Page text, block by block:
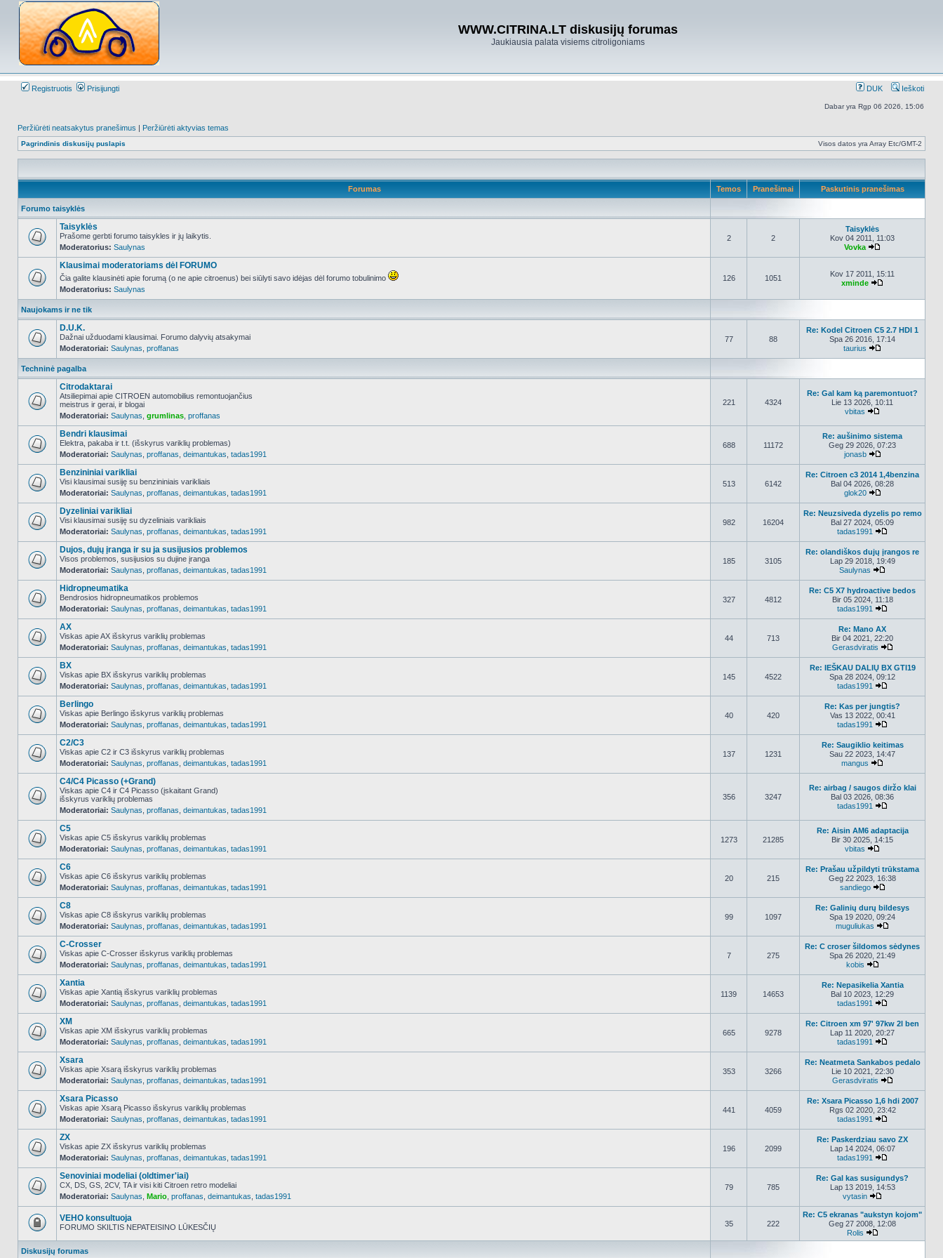
WWW.CITRINA.LT diskusijų forumas
Jaukiausia palata visiems citroligoniams
Registruotis Prisijungti DUK Ieškoti
Dabar yra Rgp 06 2026, 15:06
Peržiūrėti neatsakytus pranešimus | Peržiūrėti aktyvias temas
Pagrindinis diskusijų puslapis Visos datos yra Array Etc/GMT-2
Forumas Temos Pranešimai Paskutinis pranešimas
Forumo taisyklės
NO_UNREAD_POSTS
Taisyklės
Prašome gerbti forumo taisykles ir jų laikytis.
Moderatorius: Saulynas
2 2
Taisyklės
Kov 04 2011, 11:03
Vovka
NO_UNREAD_POSTS
Klausimai moderatoriams dėl FORUMO
Čia galite klausinėti apie forumą (o ne apie citroenus) bei siūlyti savo idėjas dėl forumo tobulinimo
Moderatorius: Saulynas
126 1051
Kov 17 2011, 15:11
xminde
Naujokams ir ne tik
NO_UNREAD_POSTS
D.U.K.
Dažnai užduodami klausimai. Forumo dalyvių atsakymai
Moderatoriai: Saulynas proffanas
77 88
Re: Kodel Citroen C5 2.7 HDI 1
Spa 26 2016, 17:14
taurius
Techninė pagalba
NO_UNREAD_POSTS
Citrodaktarai
Atsiliepimai apie CITROEN automobilius remontuojančius
meistrus ir gerai, ir blogai
Moderatoriai: Saulynas grumlinas proffanas
221 4324
Re: Gal kam ką paremontuot?
Lie 13 2026, 10:11
vbitas
NO_UNREAD_POSTS
Bendri klausimai
Elektra, pakaba ir t.t. (išskyrus variklių problemas)
Moderatoriai: Saulynas proffanas deimantukas tadas1991
688 11172
Re: aušinimo sistema
Geg 29 2026, 07:23
jonasb
NO_UNREAD_POSTS
Benzininiai varikliai
Visi klausimai susiję su benzininiais varikliais
Moderatoriai: Saulynas proffanas deimantukas tadas1991
513 6142
Re: Citroen c3 2014 1,4benzina
Bal 04 2026, 08:28
glok20
NO_UNREAD_POSTS
Dyzeliniai varikliai
Visi klausimai susiję su dyzeliniais varikliais
Moderatoriai: Saulynas proffanas deimantukas tadas1991
982 16204
Re: Neuzsiveda dyzelis po remo
Bal 27 2024, 05:09
tadas1991
NO_UNREAD_POSTS
Dujos, dujų įranga ir su ja susijusios problemos
Visos problemos, susijusios su dujine įranga
Moderatoriai: Saulynas proffanas deimantukas tadas1991
185 3105
Re: olandiškos dujų įrangos re
Lap 29 2018, 19:49
Saulynas
NO_UNREAD_POSTS
Hidropneumatika
Bendrosios hidropneumatikos problemos
Moderatoriai: Saulynas proffanas deimantukas tadas1991
327 4812
Re: C5 X7 hydroactive bedos
Bir 05 2024, 11:18
tadas1991
NO_UNREAD_POSTS
AX
Viskas apie AX išskyrus variklių problemas
Moderatoriai: Saulynas proffanas deimantukas tadas1991
44 713
Re: Mano AX
Bir 04 2021, 22:20
Gerasdviratis
NO_UNREAD_POSTS
BX
Viskas apie BX išskyrus variklių problemas
Moderatoriai: Saulynas proffanas deimantukas tadas1991
145 4522
Re: IEŠKAU DALIŲ BX GTI19
Spa 28 2024, 09:12
tadas1991
NO_UNREAD_POSTS
Berlingo
Viskas apie Berlingo išskyrus variklių problemas
Moderatoriai: Saulynas proffanas deimantukas tadas1991
40 420
Re: Kas per jungtis?
Vas 13 2022, 00:41
tadas1991
NO_UNREAD_POSTS
C2/C3
Viskas apie C2 ir C3 išskyrus variklių problemas
Moderatoriai: Saulynas proffanas deimantukas tadas1991
137 1231
Re: Saugiklio keitimas
Sau 22 2023, 14:47
mangus
NO_UNREAD_POSTS
C4/C4 Picasso (+Grand)
Viskas apie C4 ir C4 Picasso (įskaitant Grand)
išskyrus variklių problemas
Moderatoriai: Saulynas proffanas deimantukas tadas1991
356 3247
Re: airbag / saugos diržo klai
Bal 03 2026, 08:36
tadas1991
NO_UNREAD_POSTS
C5
Viskas apie C5 išskyrus variklių problemas
Moderatoriai: Saulynas proffanas deimantukas tadas1991
1273 21285
Re: Aisin AM6 adaptacija
Bir 30 2025, 14:15
vbitas
NO_UNREAD_POSTS
C6
Viskas apie C6 išskyrus variklių problemas
Moderatoriai: Saulynas proffanas deimantukas tadas1991
20 215
Re: Prašau užpildyti trūkstama
Geg 22 2023, 16:38
sandiego
NO_UNREAD_POSTS
C8
Viskas apie C8 išskyrus variklių problemas
Moderatoriai: Saulynas proffanas deimantukas tadas1991
99 1097
Re: Galinių durų bildesys
Spa 19 2020, 09:24
muguliukas
NO_UNREAD_POSTS
C-Crosser
Viskas apie C-Crosser išskyrus variklių problemas
Moderatoriai: Saulynas proffanas deimantukas tadas1991
7 275
Re: C croser šildomos sėdynes
Spa 26 2020, 21:49
kobis
NO_UNREAD_POSTS
Xantia
Viskas apie Xantią išskyrus variklių problemas
Moderatoriai: Saulynas proffanas deimantukas tadas1991
1139 14653
Re: Nepasikelia Xantia
Bal 10 2023, 12:29
tadas1991
NO_UNREAD_POSTS
XM
Viskas apie XM išskyrus variklių problemas
Moderatoriai: Saulynas proffanas deimantukas tadas1991
665 9278
Re: Citroen xm 97' 97kw 2l ben
Lap 11 2020, 20:27
tadas1991
NO_UNREAD_POSTS
Xsara
Viskas apie Xsarą išskyrus variklių problemas
Moderatoriai: Saulynas proffanas deimantukas tadas1991
353 3266
Re: Neatmeta Sankabos pedalo
Lie 10 2021, 22:30
Gerasdviratis
NO_UNREAD_POSTS
Xsara Picasso
Viskas apie Xsarą Picasso išskyrus variklių problemas
Moderatoriai: Saulynas proffanas deimantukas tadas1991
441 4059
Re: Xsara Picasso 1,6 hdi 2007
Rgs 02 2020, 23:42
tadas1991
NO_UNREAD_POSTS
ZX
Viskas apie ZX išskyrus variklių problemas
Moderatoriai: Saulynas proffanas deimantukas tadas1991
196 2099
Re: Paskerdziau savo ZX
Lap 14 2024, 06:07
tadas1991
NO_UNREAD_POSTS
Senoviniai modeliai (oldtimer'iai)
CX, DS, GS, 2CV, TA ir visi kiti Citroen retro modeliai
Moderatoriai: Saulynas Mario proffanas deimantukas tadas1991
79 785
Re: Gal kas susigundys?
Lap 13 2019, 14:53
vytasin
užrakintas
VEHO konsultuoja
FORUMO SKILTIS NEPATEISINO LŪKESČIŲ 35 222
Re: C5 ekranas "aukstyn kojom"
Geg 27 2008, 12:08
Rolis
Peržiūrėti
Diskusijų forumas